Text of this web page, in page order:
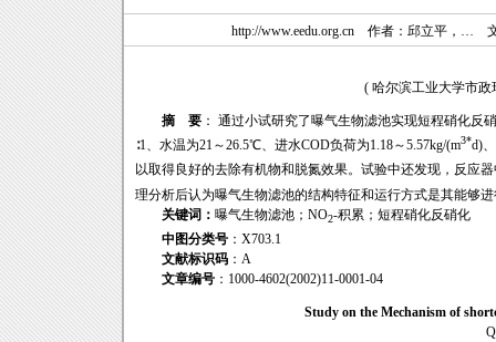
http://www.eedu.org.cn 作者：邱立平，…
( 哈尔滨工业大学市
摘 要 ： 通过小试研究了曝气生物滤池实现短程硝化反
∶1、水温为21～26.5℃、进水COD负荷为1.18～5.57kg/(m3*d)
以取得良好的去除有机物和脱氮效果。试验中还发现，反应
理分析后认为曝气生物滤池的结构特征和运行方式是其能够
关键词： 曝气生物滤池；NO2-积累；短程硝化反硝化
中图分类号 ：X703.1
文献标识码 ：A
文章编号 ：1000-4602(2002)11-0001-04
Study on the Mechanism of